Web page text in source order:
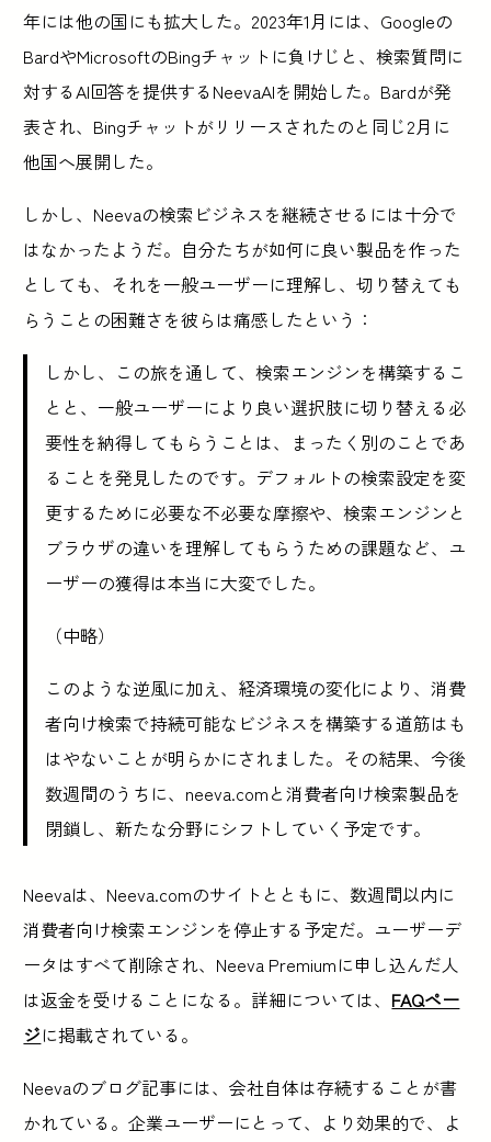
年には他の国にも拡大した。2023年1月には、Googleの
BardやMicrosoftのBingチャットに負けじと、検索質問に
対するAI回答を提供するNeevaAIを開始した。Bardが発
表され、Bingチャットがリリースされたのと同じ2月に
他国へ展開した。
しかし、Neevaの検索ビジネスを継続させるには十分で
はなかったようだ。自分たちが如何に良い製品を作った
としても、それを一般ユーザーに理解し、切り替えても
らうことの困難さを彼らは痛感したという：
しかし、この旅を通して、検索エンジンを構築するこ
とと、一般ユーザーにより良い選択肢に切り替える必
要性を納得してもらうことは、まったく別のことであ
ることを発見したのです。デフォルトの検索設定を変
更するために必要な不必要な摩擦や、検索エンジンと
ブラウザの違いを理解してもらうための課題など、ユ
ーザーの獲得は本当に大変でした。
（中略）
このような逆風に加え、経済環境の変化により、消費
者向け検索で持続可能なビジネスを構築する道筋はも
はやないことが明らかにされました。その結果、今後
数週間のうちに、neeva.comと消費者向け検索製品を
閉鎖し、新たな分野にシフトしていく予定です。
Neevaは、Neeva.comのサイトとともに、数週間以内に
消費者向け検索エンジンを停止する予定だ。ユーザーデ
ータはすべて削除され、Neeva Premiumに申し込んだ人
は返金を受けることになる。詳細については、 FAQペー
ジに掲載されている。
Neevaのブログ記事には、会社自体は存続することが書
かれている。企業ユーザーにとって、より効果的で、よ